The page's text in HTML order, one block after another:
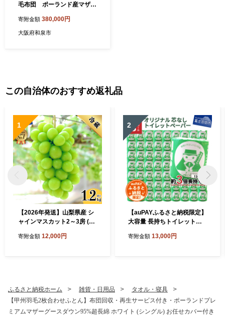
毛布団 ポーランド産マザー
チナラベル【1396764】
寄附金額 380,000円
大阪府和泉市
この自治体のおすすめ返礼品
1
【2026年発送】山梨県産 シ
ャインマスカット2～3房 (1.
寄附金額 12,000円
2
【auPAYふるさと納税限定】
大容量 長持ちトイレットペ
芯なし
寄附金額 13,000円
ふるさと納税ホーム 雑貨・日用品
タオル・寝具
【甲州羽毛2枚合わせふとん】布団回収・再生サービス付き・ポーランドプレ
ミアムマザーグースダウン95%超長綿 ホワイト (シングル) お任せカバー付き